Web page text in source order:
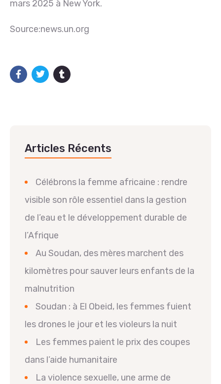
mars 2025 à New York.
Source:news.un.org
Articles Récents
Célébrons la femme africaine : rendre
visible son rôle essentiel dans la gestion
de l’eau et le développement durable de
l’Afrique
Au Soudan, des mères marchent des
kilomètres pour sauver leurs enfants de la
malnutrition
Soudan : à El Obeid, les femmes fuient
les drones le jour et les violeurs la nuit
Les femmes paient le prix des coupes
dans l’aide humanitaire
La violence sexuelle, une arme de